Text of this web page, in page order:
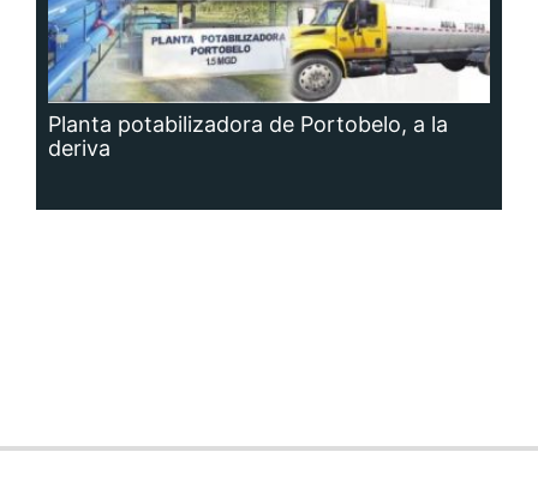
Planta potabilizadora de Portobelo, a la
deriva